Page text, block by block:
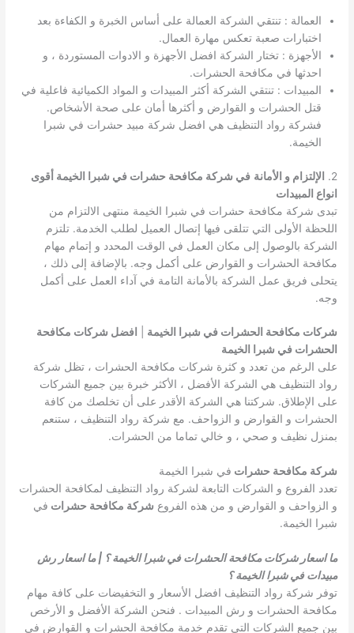
العمالة : تنتقي الشركة العمالة على أساس الخبرة و الكفاءة بعد
اختبارات صعبة تعكس مهارة العمال.
الأجهزة : تختار الشركة افضل الأجهزة و الادوات المستوردة ، و
احدثها في مكافحة الحشرات.
المبيدات : تنتقي الشركة أكثر المبيدات و المواد الكميائية فاعلية في
قتل الحشرات و القوارض و أكثرها أمان على صحة الأشخاص.
فشركة رواد التنظيف هي افضل شركة مبيد حشرات في شبرا
الخيمة.
2. الإلتزام و الأمانة في شركة مكافحة حشرات في شبرا الخيمة أقوى
انواع المبيدات
تبدى شركة مكافحة حشرات في شبرا الخيمة منتهى الالتزام من
اللحظة الأولى التي تتلقى فيها إتصال العميل لطلب الخدمة. تلتزم
الشركة بالوصول إلى مكان العمل في الوقت المحدد و إتمام مهام
مكافحة الحشرات و القوارض على أكمل وجه. بالإضافة إلى ذلك ،
يتحلى فريق عمل الشركة بالأمانة التامة في آداء العمل على أكمل
وجه.
شركات مكافحة الحشرات في شبرا الخيمة
افضل شركات مكافحة
الحشرات في شبرا الخيمة
على الرغم من تعدد و كثرة شركات مكافحة الحشرات ، تظل شركة
رواد التنظيف هي الشركة الأفضل ، الأكثر خبرة بين جميع الشركات
على الإطلاق. شركتنا هي الشركة الأقدر على أن تخلصك من كافة
الحشرات و القوارض و الزواحف. مع شركة رواد التنظيف ، ستنعم
بمنزل نظيف و صحي ، و خالي تماما من الحشرات.
شركة مكافحة حشرات في شبرا الخيمة
تعدد الفروع و الشركات التابعة لشركة رواد التنظيف لمكافحة الحشرات
و الزواحف و القوارض و من هذه الفروع شركة مكافحة حشرات في
شبرا الخيمة.
ما اسعار شركات مكافحة الحشرات في شبرا الخيمة ؟ | ما اسعار رش
مبيدات في شبرا الخيمة ؟
توفر شركة رواد التنظيف افضل الأسعار و التخفيضات على كافة مهام
مكافحة الحشرات و رش المبيدات . فنحن الشركة الأفضل و الأرخص
بين جميع الشركات التي تقدم خدمة مكافحة الحشرات و القوارض في